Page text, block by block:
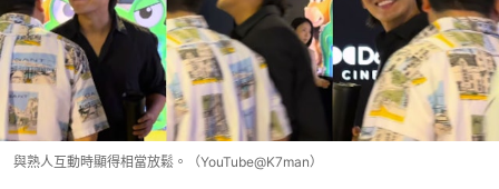
與熟人互動時顯得相當放鬆。（YouTube@K7man）